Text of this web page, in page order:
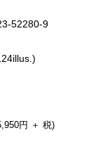
52280-9
円 ＋ 税)